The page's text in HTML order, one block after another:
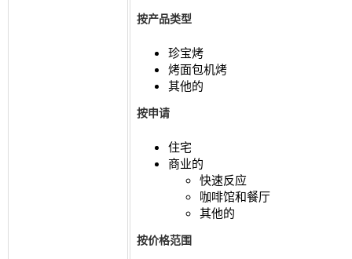
按产品类型
珍宝烤
烤面包机烤
其他的
按申请
住宅
商业的
快速反应
咖啡馆和餐厅
其他的
按价格范围